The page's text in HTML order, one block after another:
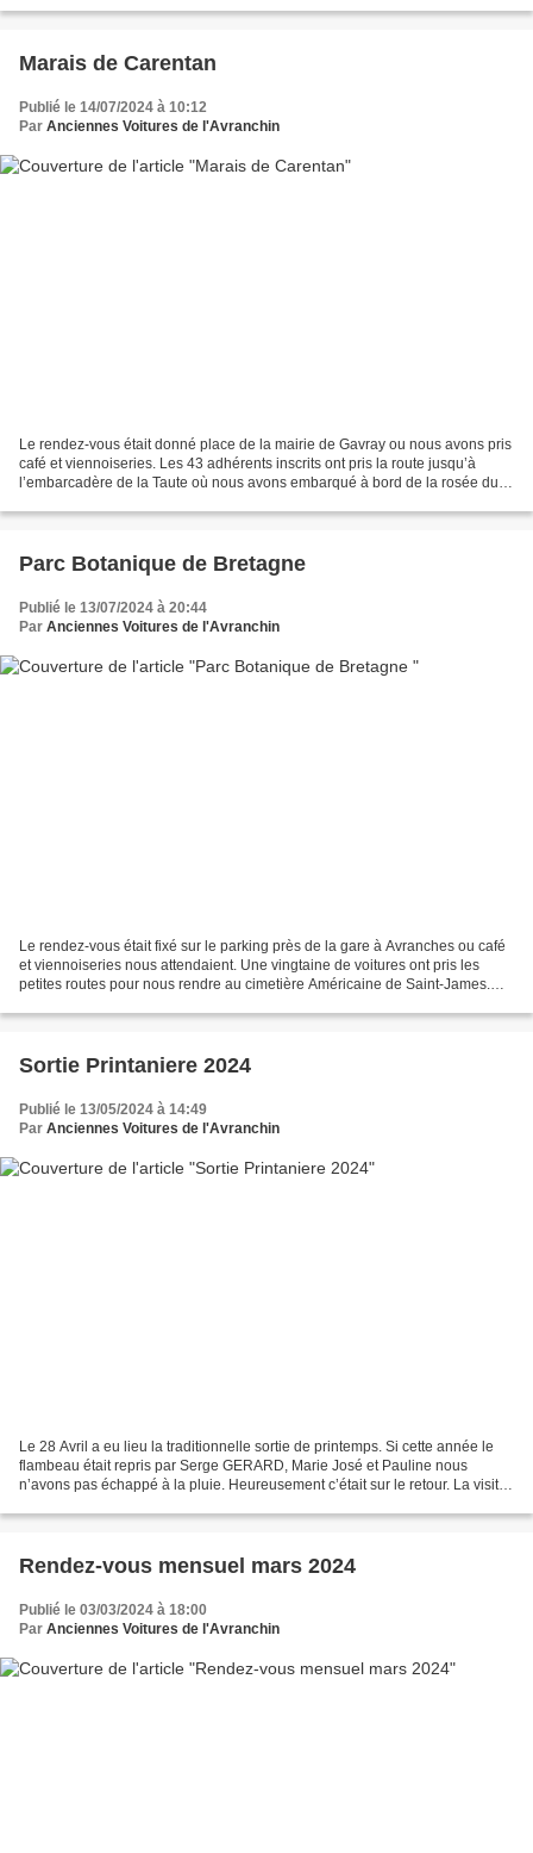
Marais de Carentan
Publié le 14/07/2024 à 10:12
Par Anciennes Voitures de l'Avranchin
Le rendez-vous était donné place de la mairie de Gavray ou nous avons pris
café et viennoiseries. Les 43 adhérents inscrits ont pris la route jusqu’à
l’embarcadère de la Taute où nous avons embarqué à bord de la rosée du
Parc Botanique de Bretagne
Publié le 13/07/2024 à 20:44
Par Anciennes Voitures de l'Avranchin
Le rendez-vous était fixé sur le parking près de la gare à Avranches ou café
et viennoiseries nous attendaient. Une vingtaine de voitures ont pris les
petites routes pour nous rendre au cimetière Américaine de Saint-James.
Sortie Printaniere 2024
Publié le 13/05/2024 à 14:49
Par Anciennes Voitures de l'Avranchin
Le 28 Avril a eu lieu la traditionnelle sortie de printemps. Si cette année le
flambeau était repris par Serge GERARD, Marie José et Pauline nous
n’avons pas échappé à la pluie. Heureusement c’était sur le retour. La visite
Rendez-vous mensuel mars 2024
Publié le 03/03/2024 à 18:00
Par Anciennes Voitures de l'Avranchin